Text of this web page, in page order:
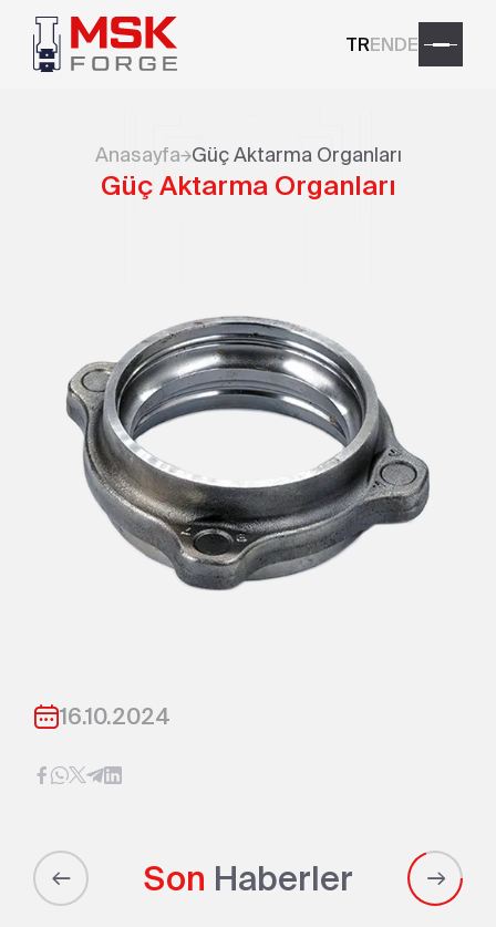
TRENDE
Anasayfa Güç Aktarma Organları
Güç Aktarma Organları
16.10.2024
Son Haberler